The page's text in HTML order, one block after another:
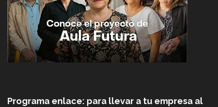
Programa enlace: para llevar a tu empresa al